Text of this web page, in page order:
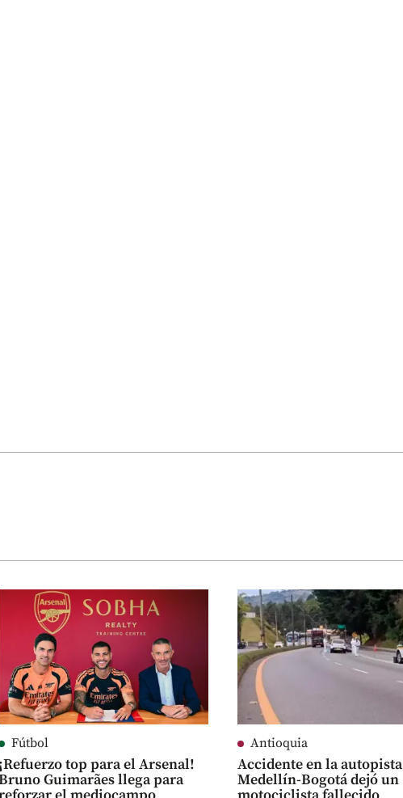
Fútbol
¡Refuerzo top para el Arsenal!
Guimarães llega para
Antioquia
Accidente en la autopista
Medellín-Bogotá dejó un